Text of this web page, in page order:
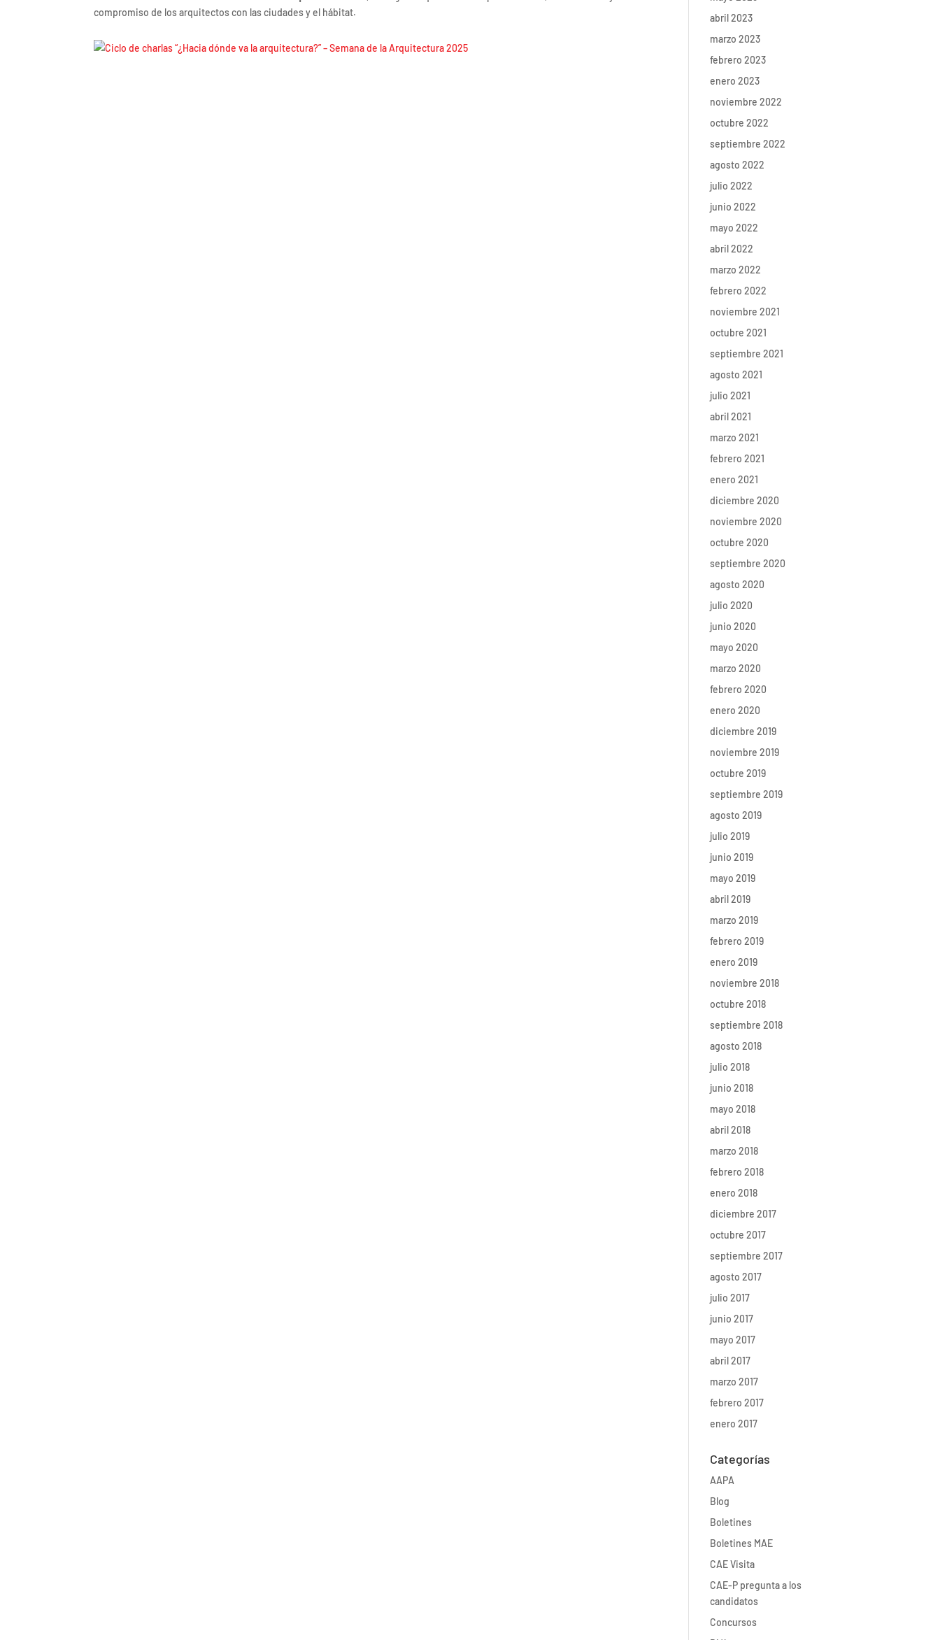
compromiso de los arquitectos con las ciudades y el hábitat.
abril 2023
marzo 2023
febrero 2023
enero 2023
noviembre 2022
octubre 2022
septiembre 2022
agosto 2022
julio 2022
junio 2022
mayo 2022
abril 2022
marzo 2022
febrero 2022
noviembre 2021
octubre 2021
septiembre 2021
agosto 2021
julio 2021
abril 2021
marzo 2021
febrero 2021
enero 2021
diciembre 2020
noviembre 2020
octubre 2020
septiembre 2020
agosto 2020
julio 2020
junio 2020
mayo 2020
marzo 2020
febrero 2020
enero 2020
diciembre 2019
noviembre 2019
octubre 2019
septiembre 2019
agosto 2019
julio 2019
junio 2019
mayo 2019
abril 2019
marzo 2019
febrero 2019
enero 2019
noviembre 2018
octubre 2018
septiembre 2018
agosto 2018
julio 2018
junio 2018
mayo 2018
abril 2018
marzo 2018
febrero 2018
enero 2018
diciembre 2017
octubre 2017
septiembre 2017
agosto 2017
julio 2017
junio 2017
mayo 2017
abril 2017
marzo 2017
febrero 2017
enero 2017
Categorías
AAPA
Blog
Boletines
Boletines MAE
CAE Visita
CAE-P pregunta a los
candidatos
Concursos